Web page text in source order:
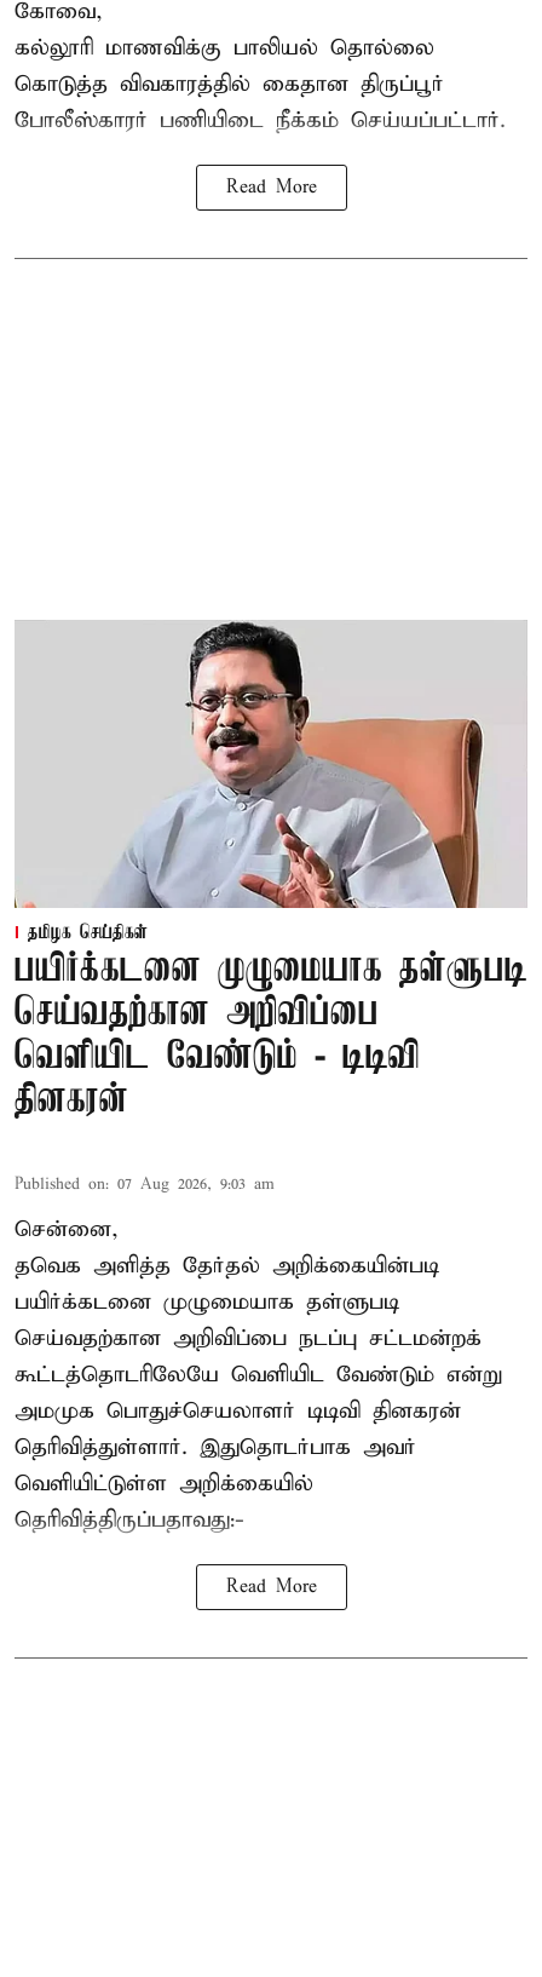
கோவை,
கல்லூரி மாணவிக்கு பாலியல் தொல்லை
கொடுத்த விவகாரத்தில் கைதான திருப்பூர்
போலீஸ்காரர் பணியிடை நீக்கம் செய்யப்பட்டார்.
Read More
தமிழக செய்திகள்
பயிர்க்கடனை முழுமையாக தள்ளுபடி
செய்வதற்கான அறிவிப்பை
வெளியிட வேண்டும் - டிடிவி
தினகரன்
Published on: 07 Aug 2026, 9:03 am
சென்னை,
தவெக அளித்த தேர்தல் அறிக்கையின்படி
பயிர்க்கடனை முழுமையாக தள்ளுபடி
செய்வதற்கான அறிவிப்பை நடப்பு சட்டமன்றக்
கூட்டத்தொடரிலேயே வெளியிட வேண்டும் என்று
அமமுக பொதுச்செயலாளர் டிடிவி தினகரன்
தெரிவித்துள்ளார். இதுதொடர்பாக அவர்
வெளியிட்டுள்ள அறிக்கையில்
தெரிவித்திருப்பதாவது:-
Read More